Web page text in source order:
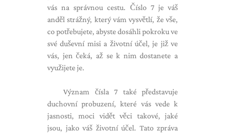
vás na správnou cestu. Číslo 7 je váš
anděl strážný, který vám vysvětlí, že vše,
co potřebujete, abyste dosáhli pokroku ve
své duševní misi a životní účel, je již ve
vás, jen čeká, až se k nim dostanete a
využijete je.
Význam čísla 7 také představuje
duchovní probuzení, které vás vede k
jasnosti, moci vidět věci takové, jaké
jsou, jako váš životní účel. Tato zpráva